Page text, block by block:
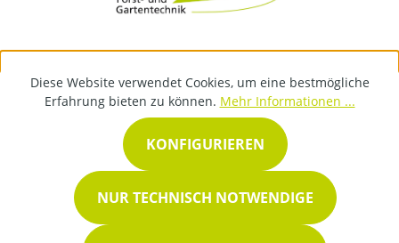
Diese Website verwendet Cookies, um eine bestmögliche
Erfahrung bieten zu können. Mehr Informationen ...
NUR TECHNISCH NOTWENDIGE
KONFIGURIEREN